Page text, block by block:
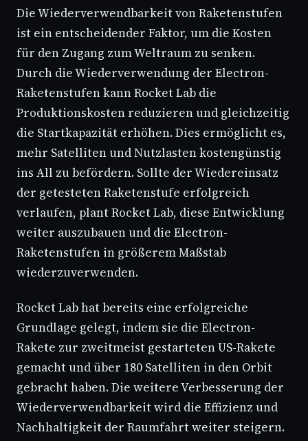
Die Wiederverwendbarkeit von Raketenstufen
ist ein entscheidender Faktor, um die Kosten
für den Zugang zum Weltraum zu senken.
Durch die Wiederverwendung der Electron-
Raketenstufen kann Rocket Lab die
Produktionskosten reduzieren und gleichzeitig
die Startkapazität erhöhen. Dies ermöglicht es,
mehr Satelliten und Nutzlasten kostengünstig
ins All zu befördern. Sollte der Wiedereinsatz
der getesteten Raketenstufe erfolgreich
verlaufen, plant Rocket Lab, diese Entwicklung
weiter auszubauen und die Electron-
Raketenstufen in größerem Maßstab
wiederzuverwenden.
Rocket Lab hat bereits eine erfolgreiche
Grundlage gelegt, indem sie die Electron-
Rakete zur zweitmeist gestarteten US-Rakete
gemacht und über 180 Satelliten in den Orbit
gebracht haben. Die weitere Verbesserung der
Wiederverwendbarkeit wird die Effizienz und
Nachhaltigkeit der Raumfahrt weiter steigern.